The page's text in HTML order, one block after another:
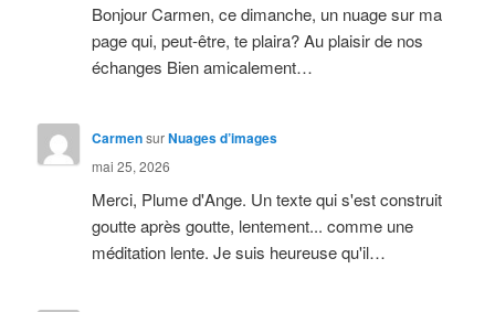
Bonjour Carmen, ce dimanche, un nuage sur ma
page qui, peut-être, te plaira? Au plaisir de nos
échanges Bien amicalement…
CarmensurNuages d’images
mai 25, 2026
Merci, Plume d'Ange. Un texte qui s'est construit
goutte après goutte, lentement... comme une
méditation lente. Je suis heureuse qu'il…